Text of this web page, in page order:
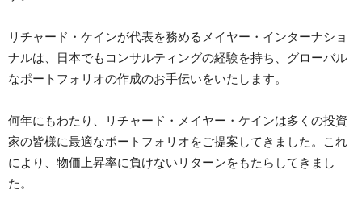
リチャード・ケインが代表を務めるメイヤー・インターナショ
ナルは、日本でもコンサルティングの経験を持ち、グローバル
なポートフォリオの作成のお手伝いをいたします。
何年にもわたり、リチャード・メイヤー・ケインは多くの投資
家の皆様に最適なポートフォリオをご提案してきました。これ
により、物価上昇率に負けないリターンをもたらしてきまし
た。